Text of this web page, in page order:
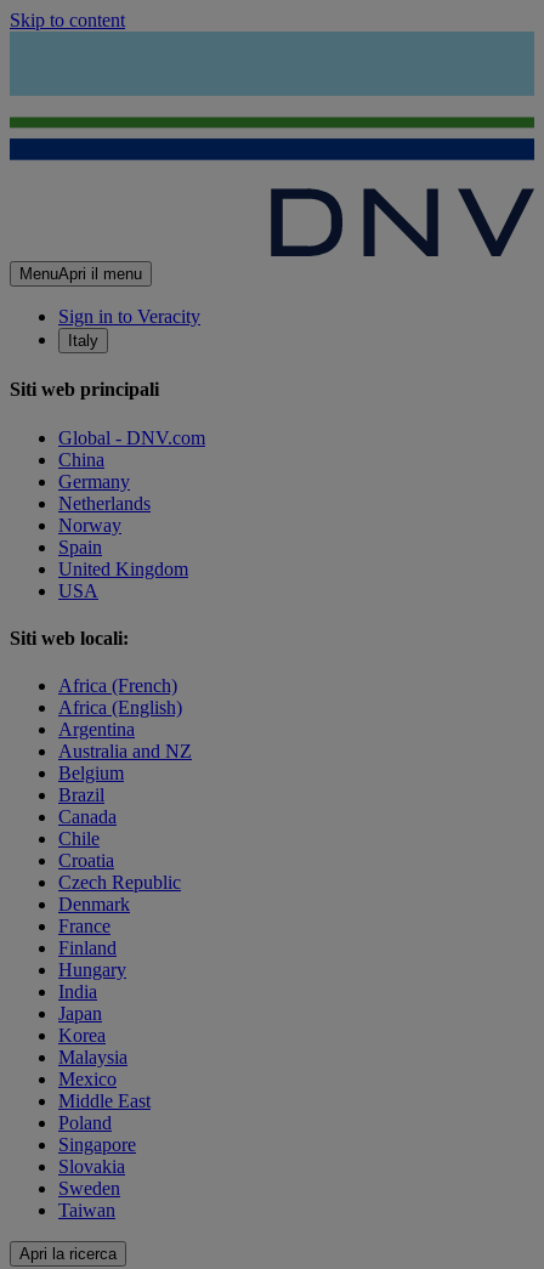
Skip to content
MenuApri il menu
Sign in to Veracity
Italy
Siti web principali
Global - DNV.com
China
Germany
Netherlands
Norway
Spain
United Kingdom
USA
Siti web locali:
Africa (French)
Africa (English)
Argentina
Australia and NZ
Belgium
Brazil
Canada
Chile
Croatia
Czech Republic
Denmark
France
Finland
Hungary
India
Japan
Korea
Malaysia
Mexico
Middle East
Poland
Singapore
Slovakia
Sweden
Taiwan
Apri la ricerca